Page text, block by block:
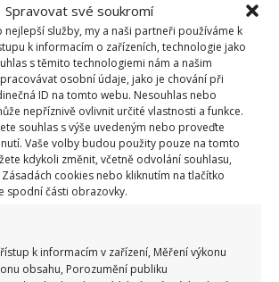
Spravovat své soukromí
služby, my a naši partneři používáme k
k informacím o zařízeních, technologie jako
s těmito technologiemi nám a našim
osobní údaje, jako je chování při
ID na tomto webu. Nesouhlas nebo
nepříznivě ovlivnit určité vlastnosti a funkce.
souhlas s výše uvedeným nebo proveďte
Vaše volby budou použity pouze na tomto
kdykoli změnit, včetně odvolání souhlasu,
cookies nebo kliknutím na tlačítko
spodní části obrazovky.
k informacím v zařízení, Měření výkonu
obsahu, Porozumění publiku
kvíz o oblíbených autech v dobách
Tehdejší řidiči musí získat 10 z 10